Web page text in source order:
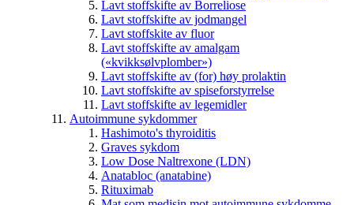
Lavt stoffskifte av Borreliose
Lavt stoffskifte av jodmangel
Lavt stoffskite av fluor
Lavt stoffskifte av amalgam
(«kvikksølvplomber»)
Lavt stoffskifte av (for) høy prolaktin
Lavt stoffskifte av spiseforstyrrelse
Lavt stoffskifte av legemidler
Autoimmune sykdommer
Hashimoto's thyroiditis
Graves sykdom
Low Dose Naltrexone (LDN)
Anatabloc (anatabine)
Rituximab